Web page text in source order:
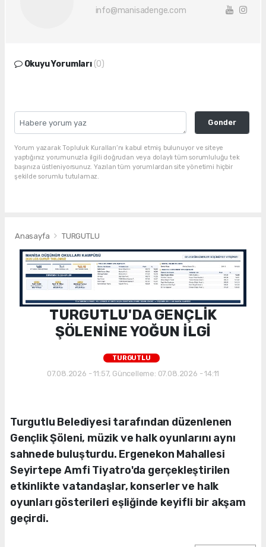
info@manisadenge.com
Okuyu Yorumları (0)
Gonder
Yorum yazarak Topluluk Kuralları’nı kabul etmiş bulunuyor ve siteye
yaptığınız yorumunuzla ilgili doğrudan veya dolaylı tüm sorumluluğu tek
başınıza üstleniyorsunuz. Yazılan tüm yorumlardan site yönetimi hiçbir
şekilde sorumlu tutulamaz.
Anasayfa TURGUTLU
TURGUTLU'DA GENÇLİK
ŞÖLENİNE YOĞUN İLGİ
TURGUTLU
07.08.2026 - 11:57, Güncelleme: 07.08.2026 - 14:11
Turgutlu Belediyesi tarafından düzenlenen
Gençlik Şöleni, müzik ve halk oyunlarını aynı
sahnede buluşturdu. Ergenekon Mahallesi
Seyirtepe Amfi Tiyatro'da gerçekleştirilen
etkinlikte vatandaşlar, konserler ve halk
oyunları gösterileri eşliğinde keyifli bir akşam
geçirdi.